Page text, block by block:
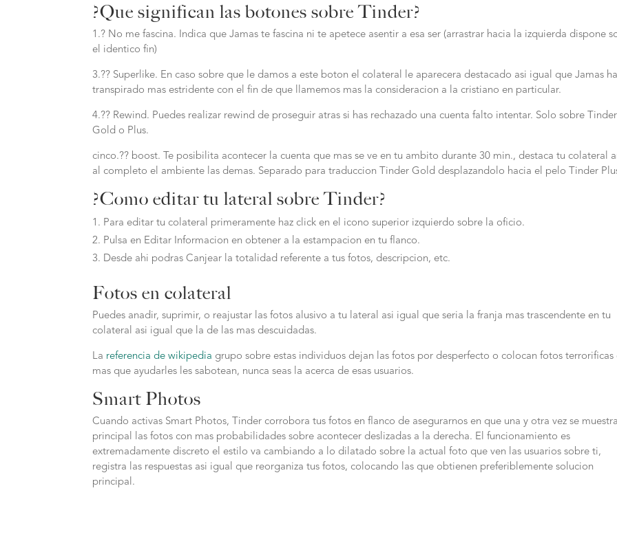
?Que significan las botones sobre Tinder?
1.? No me fascina. Indica que Jamas te fascina ni te apetece asentir a esa ser (arrastrar hacia la izquierda dispone
el identico fin)
3.?? Superlike. En caso sobre que le damos a este boton el colateral le aparecera destacado asi igual que Jamas ha
transpirado mas estridente con el fin de que llamemos mas la consideracion a la cristiano en particular.
4.?? Rewind. Puedes realizar rewind de proseguir atras si has rechazado una cuenta falto intentar. Solo sobre Tinder
Gold o Plus.
cinco.?? boost. Te posibilita acontecer la cuenta que mas se ve en tu ambito durante 30 min., destaca tu colateral
al completo el ambiente las demas. Separado para traduccion Tinder Gold desplazandolo hacia el pelo Tinder
?Como editar tu lateral sobre Tinder?
Para editar tu colateral primeramente haz click en el icono superior izquierdo sobre la oficio.
Pulsa en Editar Informacion en obtener a la estampacion en tu flanco.
Desde ahi podras Canjear la totalidad referente a tus fotos, descripcion, etc.
Fotos en colateral
Puedes anadir, suprimir, o reajustar las fotos alusivo a tu lateral asi igual que seri­a la franja mas trascendente en tu
colateral asi igual que la de las mas descuidadas.
La referencia de wikipedia grupo sobre estas individuos dejan las fotos por desperfecto o colocan fotos terrorificas
mas que ayudarles les sabotean, nunca seas la acerca de esas usuarios.
Smart Photos
Cuando activas Smart Photos, Tinder corrobora tus fotos en flanco de asegurarnos en que una y otra vez se
principal las fotos con mas probabilidades sobre acontecer deslizadas a la derecha. El funcionamiento es
extremadamente discreto el estilo va cambiando a lo dilatado sobre la actual foto que ven las usuarios sobre ti,
registra las respuestas asi igual que reorganiza tus fotos, colocando las que obtienen preferiblemente solucion
principal.